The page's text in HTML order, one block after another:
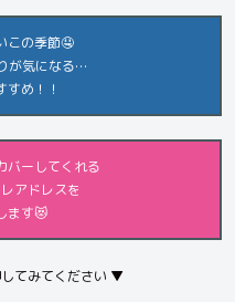
この季節🤤
が気になる…
すめ！！
バーしてくれる
アドレスを
ます😻
てみてください ▼